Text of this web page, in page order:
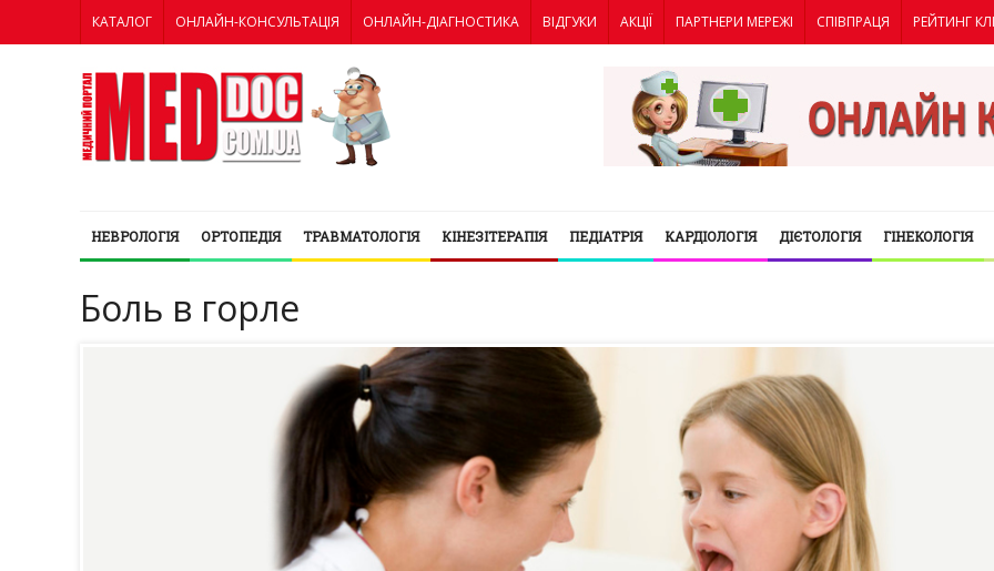
КАТАЛОГ ОНЛАЙН-КОНСУЛЬТАЦІЯ ОНЛАЙН-ДІАГНОСТИКА ВІДГУКИ АКЦІЇ ПАРТНЕРИ МЕРЕЖІ СПІВПРАЦЯ РЕЙТИНГ
НЕВРОЛОГІЯ ОРТОПЕДІЯ ТРАВМАТОЛОГІЯ КІНЕЗІТЕРАПІЯ ПЕДІАТРІЯ КАРДІОЛОГІЯ ДІЄТОЛОГІЯ ГІНЕКОЛОГІЯ
Боль в горле